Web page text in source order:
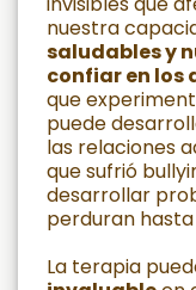
nuestra
saludables y
confiar en los
que
puede
las relaciones
que sufrió
desarrollar
perduran
La terapia